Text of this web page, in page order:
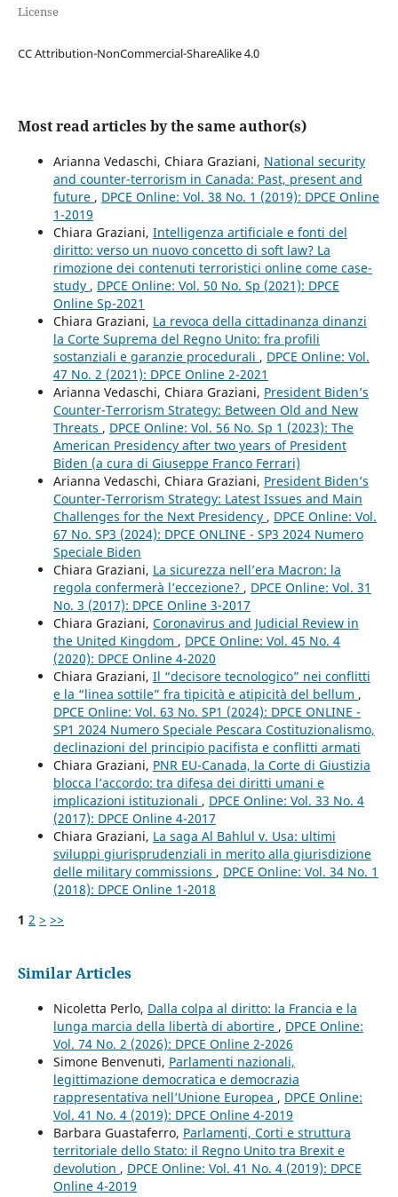
License
CC Attribution-NonCommercial-ShareAlike 4.0
Most read articles by the same author(s)
Arianna Vedaschi, Chiara Graziani, National security
and counter-terrorism in Canada: Past, present and
future , DPCE Online: Vol. 38 No. 1 (2019): DPCE Online
1-2019
Chiara Graziani, Intelligenza artificiale e fonti del
diritto: verso un nuovo concetto di soft law? La
rimozione dei contenuti terroristici online come case-
study , DPCE Online: Vol. 50 No. Sp (2021): DPCE
Online Sp-2021
Chiara Graziani, La revoca della cittadinanza dinanzi
la Corte Suprema del Regno Unito: fra profili
sostanziali e garanzie procedurali , DPCE Online: Vol.
47 No. 2 (2021): DPCE Online 2-2021
Arianna Vedaschi, Chiara Graziani, President Biden’s
Counter-Terrorism Strategy: Between Old and New
Threats , DPCE Online: Vol. 56 No. Sp 1 (2023): The
American Presidency after two years of President
Biden (a cura di Giuseppe Franco Ferrari)
Arianna Vedaschi, Chiara Graziani, President Biden’s
Counter-Terrorism Strategy: Latest Issues and Main
Challenges for the Next Presidency , DPCE Online: Vol.
67 No. SP3 (2024): DPCE ONLINE - SP3 2024 Numero
Speciale Biden
Chiara Graziani, La sicurezza nell’era Macron: la
regola confermerà l’eccezione? , DPCE Online: Vol. 31
No. 3 (2017): DPCE Online 3-2017
Chiara Graziani, Coronavirus and Judicial Review in
the United Kingdom , DPCE Online: Vol. 45 No. 4
(2020): DPCE Online 4-2020
Chiara Graziani, Il “decisore tecnologico” nei conflitti
e la “linea sottile” fra tipicità e atipicità del bellum ,
DPCE Online: Vol. 63 No. SP1 (2024): DPCE ONLINE -
SP1 2024 Numero Speciale Pescara Costituzionalismo,
declinazioni del principio pacifista e conflitti armati
Chiara Graziani, PNR EU-Canada, la Corte di Giustizia
blocca l’accordo: tra difesa dei diritti umani e
implicazioni istituzionali , DPCE Online: Vol. 33 No. 4
(2017): DPCE Online 4-2017
Chiara Graziani, La saga Al Bahlul v. Usa: ultimi
sviluppi giurisprudenziali in merito alla giurisdizione
delle military commissions , DPCE Online: Vol. 34 No. 1
(2018): DPCE Online 1-2018
1 2 > >>
Similar Articles
Nicoletta Perlo, Dalla colpa al diritto: la Francia e la
lunga marcia della libertà di abortire , DPCE Online:
Vol. 74 No. 2 (2026): DPCE Online 2-2026
Simone Benvenuti, Parlamenti nazionali,
legittimazione democratica e democrazia
rappresentativa nell’Unione Europea , DPCE Online:
Vol. 41 No. 4 (2019): DPCE Online 4-2019
Barbara Guastaferro, Parlamenti, Corti e struttura
territoriale dello Stato: il Regno Unito tra Brexit e
devolution , DPCE Online: Vol. 41 No. 4 (2019): DPCE
Online 4-2019